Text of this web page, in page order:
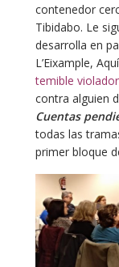
contenedor
Tibidabo. Le
desarrolla en
L’Eixample,
temible
contra alguien
Cuentas
todas las
primer bloque